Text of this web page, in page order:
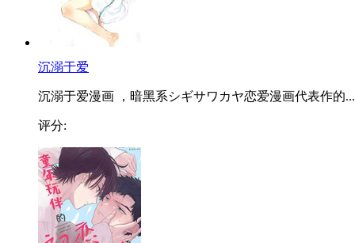
沉溺于爱
沉溺于爱漫画 ，暗黑系シギサワカヤ恋爱漫画代表作的...
评分: